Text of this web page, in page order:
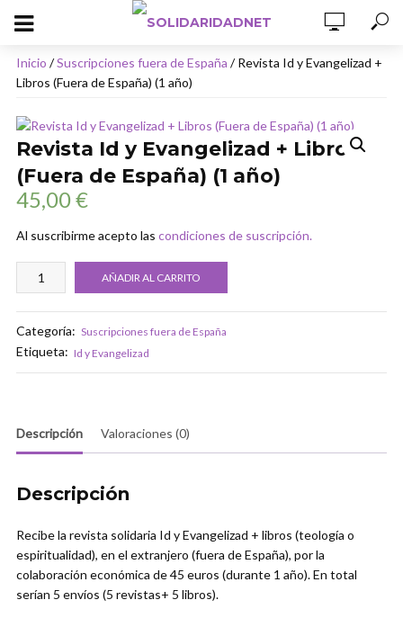
Inicio /Suscripciones fuera de España / Revista Id y Evangelizad +
Libros (Fuera de España) (1 año)
Revista Id y Evangelizad + Libros
(Fuera de España) (1 año)
45,00€
Al suscribirme acepto las condiciones de suscripción.
Revista
Id
y
Evangelizad
+
Libros
España)
(1
cantidad
AÑADIR AL CARRITO
Categoría: Suscripciones fuera de España
Etiqueta: Id y Evangelizad
Descripción Valoraciones (0)
Descripción
Recibe la revista solidaria Id y Evangelizad + libros (teología o
espiritualidad), en el extranjero (fuera de España), por la
colaboración económica de 45 euros (durante 1 año). En total
serían 5 envíos (5 revistas+ 5 libros).